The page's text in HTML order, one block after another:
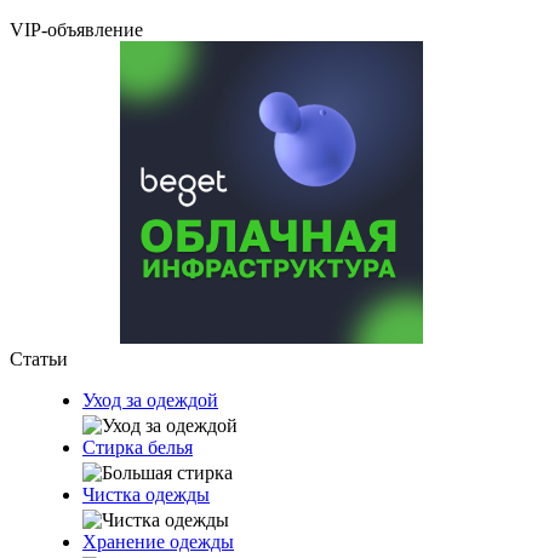
VIP-объявление
Статьи
Уход за одеждой
Стирка белья
Чистка одежды
Хранение одежды